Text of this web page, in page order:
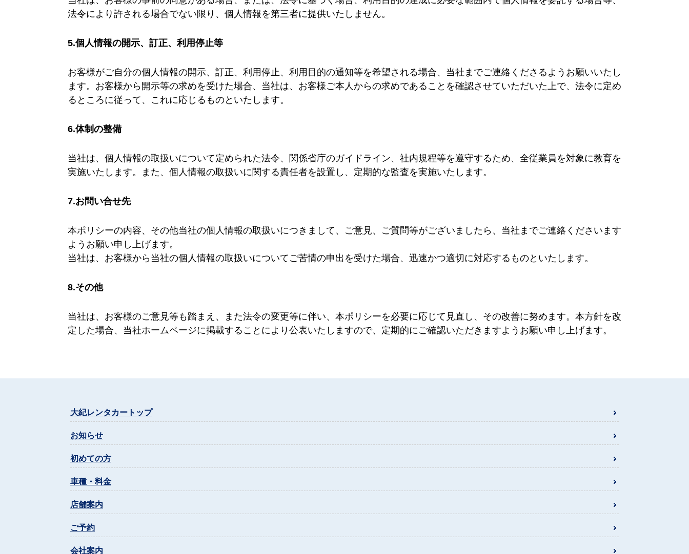
法令により許される場合でない限り、個人情報を第三者に提供いたしません。
5.個人情報の開示、訂正、利用停止等
お客様がご自分の個人情報の開示、訂正、利用停止、利用目的の通知等を希望される場合、当社までご連絡くださるようお願いいたし
ます。お客様から開示等の求めを受けた場合、当社は、お客様ご本人からの求めであることを確認させていただいた上で、法令に定め
るところに従って、これに応じるものといたします。
6.体制の整備
当社は、個人情報の取扱いについて定められた法令、関係省庁のガイドライン、社内規程等を遵守するため、全従業員を対象に教育を
実施いたします。また、個人情報の取扱いに関する責任者を設置し、定期的な監査を実施いたします。
7.お問い合せ先
本ポリシーの内容、その他当社の個人情報の取扱いにつきまして、ご意見、ご質問等がございましたら、当社までご連絡くださいます
ようお願い申し上げます。
当社は、お客様から当社の個人情報の取扱いについてご苦情の申出を受けた場合、迅速かつ適切に対応するものといたします。
8.その他
当社は、お客様のご意見等も踏まえ、また法令の変更等に伴い、本ポリシーを必要に応じて見直し、その改善に努めます。本方針を改
定した場合、当社ホームページに掲載することにより公表いたしますので、定期的にご確認いただきますようお願い申し上げます。
大紀レンタカートップ
お知らせ
初めての方
車種・料金
店舗案内
ご予約
会社案内